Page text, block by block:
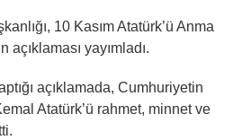
10 Kasım Atatürk’ü Anma
açıklaması yayımladı.
açıklamada, Cumhuriyetin
Atatürk’ü rahmet, minnet ve